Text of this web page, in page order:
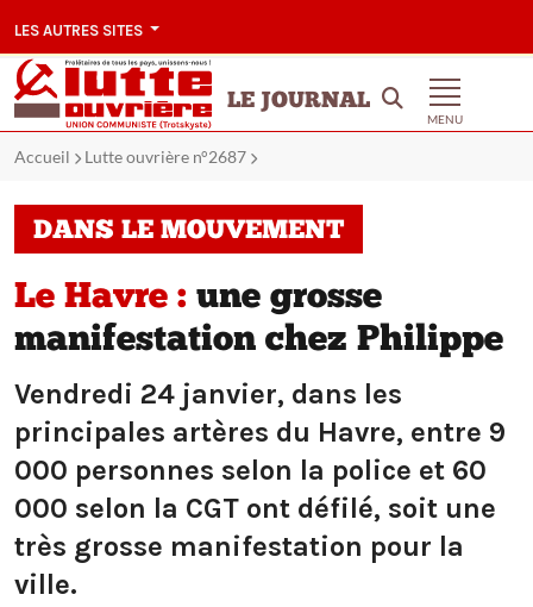
LES AUTRES SITES
LE JOURNAL
MENU
Accueil Lutte ouvrière n°2687
DANS LE MOUVEMENT
Le Havre : une grosse
manifestation chez Philippe
Vendredi 24 janvier, dans les
principales artères du Havre, entre 9
000 personnes selon la police et 60
000 selon la CGT ont défilé, soit une
très grosse manifestation pour la
ville.